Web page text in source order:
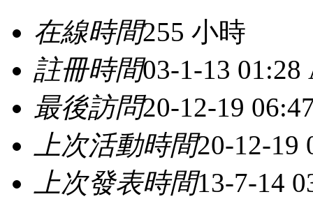
在線時間255 小時
註冊時間03-1-13 01:28
最後訪問20-12-19
上次活動時間20-12-19
上次發表時間13-7-14